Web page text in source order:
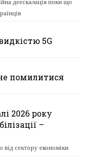
5G
помилитися
2026 року
–
сектору економіки